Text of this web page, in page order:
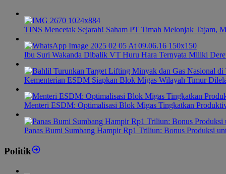
TINS Mencetak Sejarah! Saham PT Timah Melonjak Tajam,
Ibu Suri Wakanda Dibalik VT Huru Hara Ternyata Miliki
Kementerian ESDM Siapkan Blok Migas Wilayah Timur
Menteri ESDM: Optimalisasi Blok Migas Tingkatkan
Panas Bumi Sumbang Hampir Rp1 Triliun: Bonus Produksi
Politik